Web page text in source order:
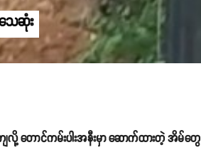
ေဆုံး
လို့ တောင်ကမ်းပါးအနီးမှာ ဆောက်ထားတဲ့ အိမ်တွေ